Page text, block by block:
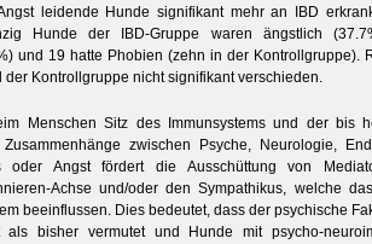
leidende Hunde signifikant mehr an IBD
Hunde der IBD-Gruppe waren ängstlich
und 19 hatte Phobien (zehn in der Kontrollgruppe).
der Kontrollgruppe nicht signifikant verschieden.
Menschen Sitz des Immunsystems und der bis
zwischen Psyche, Neurologie,
oder Angst fördert die Ausschüttung von
Achse und/oder den Sympathikus, welche
beeinflussen. Dies be­deutet, dass der psychische
bisher vermutet und Hunde mit psycho-